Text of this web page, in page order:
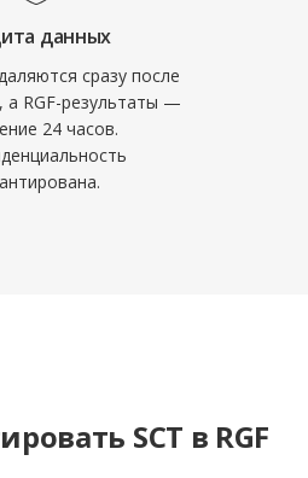
данных
сразу после
а RGF-результаты —
24 часов.
SCT в RGF